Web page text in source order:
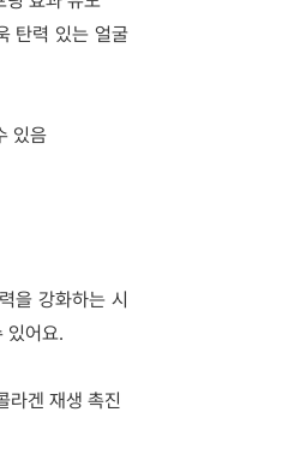
탄력 있는 얼굴
있음
을 강화하는 시
있어요.
라겐 재생 촉진